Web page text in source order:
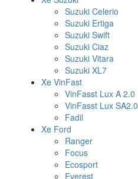
Suzuki Celerio
Suzuki Ertiga
Suzuki Swift
Suzuki Ciaz
Suzuki Vitara
Suzuki XL7
Xe VinFast
VinFasst Lux A 2.0
VinFasst Lux SA2.0
Fadil
Xe Ford
Ranger
Focus
Ecosport
Everest